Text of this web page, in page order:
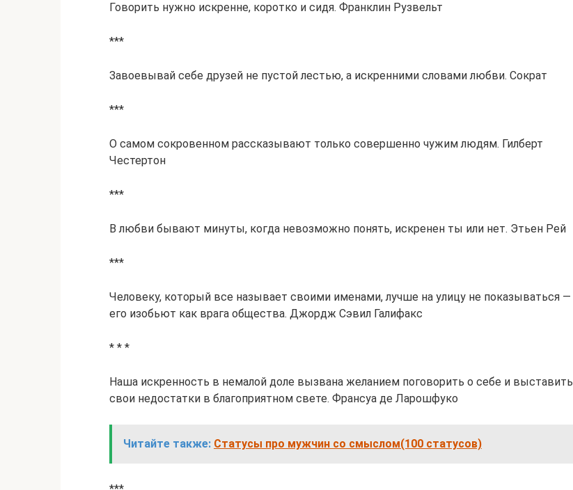
Говорить нужно искренне, коротко и сидя. Франклин Рузвельт
***
Завоевывай себе друзей не пустой лестью, а искренними словами любви. Сократ
***
О самом сокровенном рассказывают только совершенно чужим людям. Гилберт
Честертон
***
В любви бывают минуты, когда невозможно понять, искренен ты или нет. Этьен Рей
***
Человеку, который все называет своими именами, лучше на улицу не показываться —
его изобьют как врага общества. Джордж Сэвил Галифакс
* * *
Наша искренность в немалой доле вызвана желанием поговорить о себе и выставить
свои недостатки в благоприятном свете. Франсуа де Ларошфуко
Читайте также: Статусы про мужчин со смыслом(100 статусов)